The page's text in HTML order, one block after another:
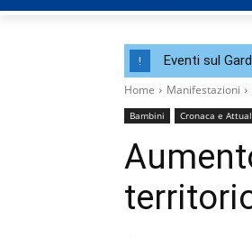
! Eventi sul
Home Manifestazioni
Bambini Cronaca e